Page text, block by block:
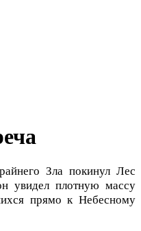
Зла покинул Лес
увидел плотную массу
прямо к Небесному